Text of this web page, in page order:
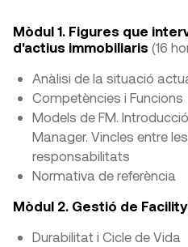
Mòdul 1. Figures que
d'actius immobiliaris (16
Anàlisi de la situació
Competències i Funcions
Models de FM.
Manager. Vincles entre
responsabilitats
Normativa de referència
Mòdul 2. Gestió de
Durabilitat i Cicle de Vida